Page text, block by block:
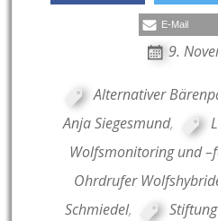
E-Mail
9.
Alternativer
Anja Siegesmund,
Wolfsmonitoring und
Ohrdrufer
Schmiedel,